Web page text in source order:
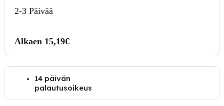
2-3 Päivää
Alkaen 15,19€
14 päivän
palautusoikeus